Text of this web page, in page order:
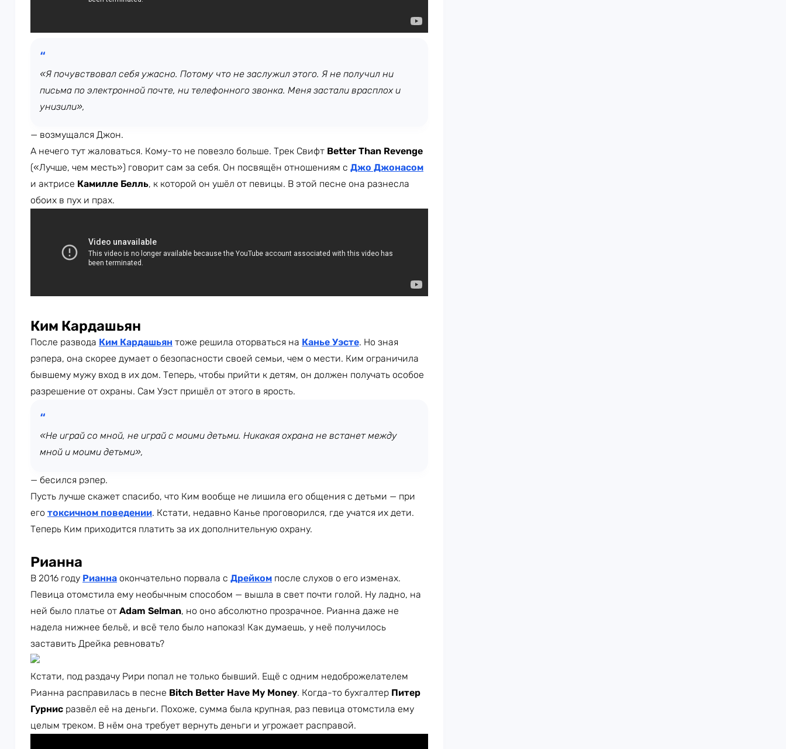
«Я почувствовал себя ужасно. Потому что не заслужил этого. Я не получил ни
письма по электронной почте, ни телефонного звонка. Меня застали врасплох и
унизили»,
— возмущался Джон.
А нечего тут жаловаться. Кому-то не повезло больше. Трек Свифт Better Than Revenge
(«Лучше, чем месть») говорит сам за себя. Он посвящён отношениям с Джо Джонасом
и актрисе Камилле Белль, к которой он ушёл от певицы. В этой песне она разнесла
обоих в пух и прах.
Ким Кардашьян
После развода Ким Кардашьян тоже решила оторваться на Канье Уэсте. Но зная
рэпера, она скорее думает о безопасности своей семьи, чем о мести. Ким ограничила
бывшему мужу вход в их дом. Теперь, чтобы прийти к детям, он должен получать особое
разрешение от охраны. Сам Уэст пришёл от этого в ярость.
«Не играй со мной, не играй с моими детьми. Никакая охрана не встанет между
мной и моими детьми»,
— бесился рэпер.
Пусть лучше скажет спасибо, что Ким вообще не лишила его общения с детьми — при
его токсичном поведении. Кстати, недавно Канье проговорился, где учатся их дети.
Теперь Ким приходится платить за их дополнительную охрану.
Рианна
В 2016 году Рианна окончательно порвала с Дрейком после слухов о его изменах.
Певица отомстила ему необычным способом — вышла в свет почти голой. Ну ладно, на
ней было платье от Adam Selman, но оно абсолютно прозрачное. Рианна даже не
надела нижнее бельё, и всё тело было напоказ! Как думаешь, у неё получилось
заставить Дрейка ревновать?
Кстати, под раздачу Рири попал не только бывший. Ещё с одним недоброжелателем
Рианна расправилась в песне Bitch Better Have My Money. Когда-то бухгалтер Питер
Гурнис развёл её на деньги. Похоже, сумма была крупная, раз певица отомстила ему
целым треком. В нём она требует вернуть деньги и угрожает расправой.